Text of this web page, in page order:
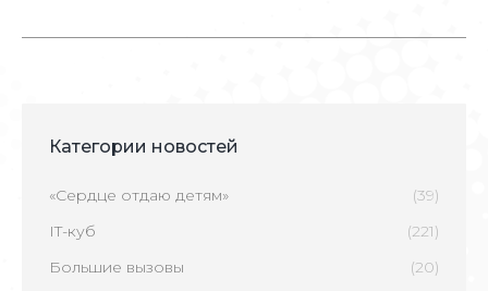
Категории новостей
«Сердце отдаю детям»
(39)
IT-куб
(221)
Большие вызовы
(20)